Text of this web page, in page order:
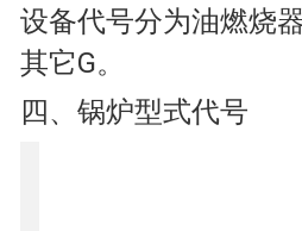
设备代号分为油燃烧
其它G。
四、锅炉型式代号